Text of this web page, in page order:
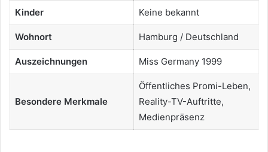
Kinder Keine bekannt
Wohnort Hamburg / Deutschland
Auszeichnungen Miss Germany 1999
Besondere Merkmale
Öffentliches Promi-Leben,
Reality-TV-Auftritte,
Medienpräsenz